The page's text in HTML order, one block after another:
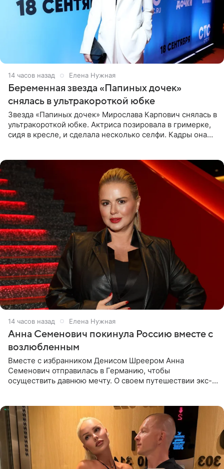
14 часов назад Елена Нужная
Беременная звезда «Папиных дочек»
снялась в ультракороткой юбке
Звезда «Папиных дочек» Мирослава Карпович снялась в
ультракороткой юбке. Актриса позировала в гримерке,
сидя в кресле, и сделала несколько селфи. Кадры она
14 часов назад Елена Нужная
Анна Семенович покинула Россию вместе с
возлюбленным
Вместе с избранником Денисом Шреером Анна
Семенович отправилась в Германию, чтобы
осуществить давнюю мечту. О своем путешествии экс-